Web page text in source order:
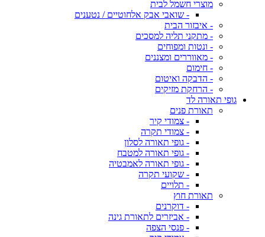
מוצרי חשמל לבית
- שואבי אבק אלחוטיים / נטענים
- איבזור הבית
- מתקני תליה למסכים
- ונטות ומפוחים
- מאווררים ומצננים
- חימום
- הדבקה ואיטום
- הרחקת מזיקים
גופי תאורה לד
תאורת פנים
- צמודי קיר
- צמודי תקרה
- גופי תאורה לסלון
- גופי תאורה למטבח
- גופי תאורה לאמבטיה
- שקועי תקרה
- תלויים
תאורת חוץ
- דוקרנים
- אביזרים לתאורת גינה
- פנסי הצפה